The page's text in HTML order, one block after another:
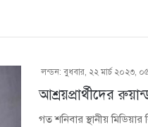
লন্ডন: বুধবার, ২২ মার্চ ২০২৩,
আশ্রয়প্রার্থীদের
গত শনিবার স্থানীয় মিডিয়ার